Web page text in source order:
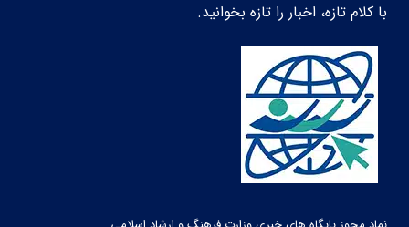
با کلام تازه، اخبار را تازه بخوانید.